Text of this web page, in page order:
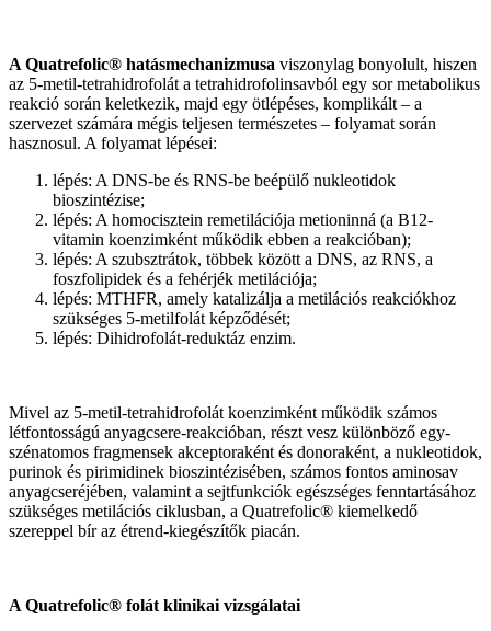
A Quatrefolic® hatásmechanizmusa viszonylag bonyolult, hiszen
az 5-metil-tetrahidrofolát a tetrahidrofolinsavból egy sor metabolikus
reakció során keletkezik, majd egy ötlépéses, komplikált – a
szervezet számára mégis teljesen természetes – folyamat során
hasznosul. A folyamat lépései:
lépés: A DNS-be és RNS-be beépülő nukleotidok
bioszintézise;
lépés: A homocisztein remetilációja metioninná (a B12-
vitamin koenzimként működik ebben a reakcióban);
lépés: A szubsztrátok, többek között a DNS, az RNS, a
foszfolipidek és a fehérjék metilációja;
lépés: MTHFR, amely katalizálja a metilációs reakciókhoz
szükséges 5-metilfolát képződését;
lépés: Dihidrofolát-reduktáz enzim.
Mivel az 5-metil-tetrahidrofolát koenzimként működik számos
létfontosságú anyagcsere-reakcióban, részt vesz különböző egy-
szénatomos fragmensek akceptoraként és donoraként, a nukleotidok,
purinok és pirimidinek bioszintézisében, számos fontos aminosav
anyagcseréjében, valamint a sejtfunkciók egészséges fenntartásához
szükséges metilációs ciklusban, a Quatrefolic® kiemelkedő
szereppel bír az étrend-kiegészítők piacán.
A Quatrefolic® folát klinikai vizsgálatai